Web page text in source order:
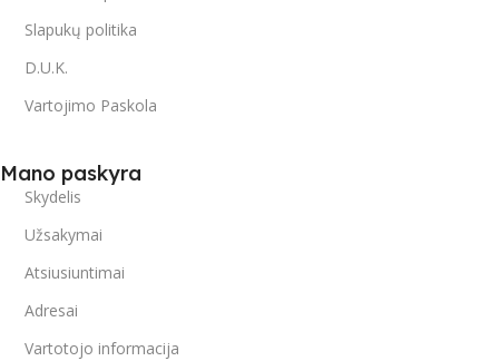
Slapukų politika
D.U.K.
Vartojimo Paskola
Mano paskyra
Skydelis
Užsakymai
Atsiusiuntimai
Adresai
Vartotojo informacija